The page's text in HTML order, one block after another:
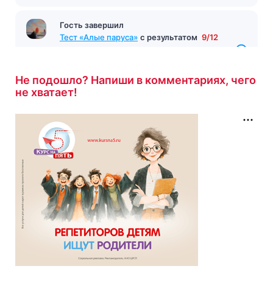
Гость завершил
Тест «Алые паруса» с результатом 9/12
Не подошло? Напиши в комментариях, чего
не хватает!